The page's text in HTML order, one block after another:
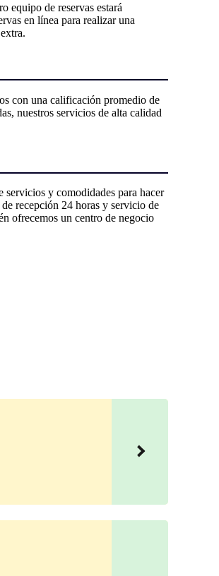
equipo de reservas estará
en línea para realizar una
con una calificación promedio de
nuestros servicios de alta calidad
y comodidades para hacer
recepción 24 horas y servicio de
ofrecemos un centro de negocio